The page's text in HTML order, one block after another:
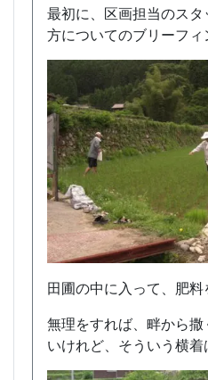
最初に、区画担当のス
方についてのブリーフィ
田圃の中に入って、肥料
無理をすれば、畔から
いけれど、そういう横着